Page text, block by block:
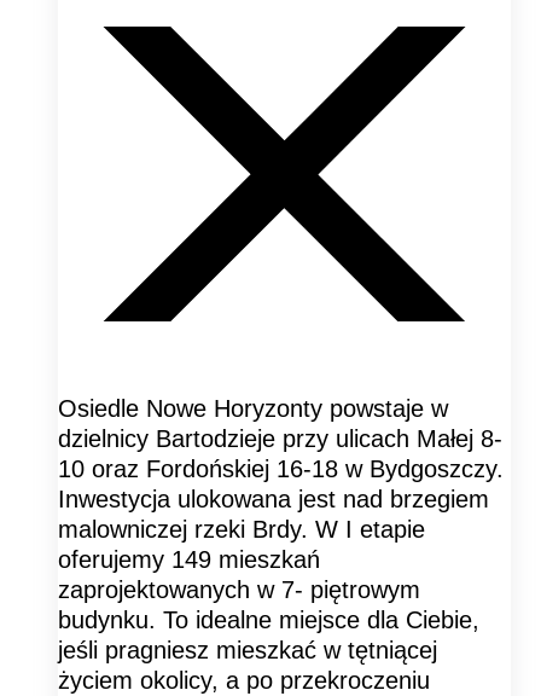
Osiedle Nowe Horyzonty powstaje w
dzielnicy Bartodzieje przy ulicach Małej 8-
10 oraz Fordońskiej 16-18 w Bydgoszczy.
Inwestycja ulokowana jest nad brzegiem
malowniczej rzeki Brdy. W I etapie
oferujemy 149 mieszkań
zaprojektowanych w 7- piętrowym
budynku. To idealne miejsce dla Ciebie,
jeśli pragniesz mieszkać w tętniącej
życiem okolicy, a po przekroczeniu